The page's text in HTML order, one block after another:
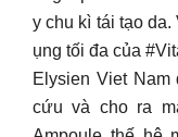
y chu kì tái tạo da.
ụng tối đa của
Elysien Viet
cứu và cho ra